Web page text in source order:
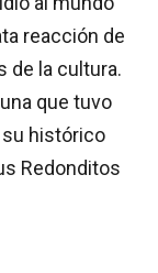
reacción de
de la cultura.
que tuvo
su histórico
Redonditos